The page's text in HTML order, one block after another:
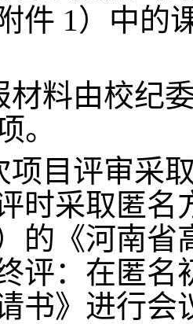
件 1）中的
材料由校纪
。
项目评审采
时采取匿名
）的《河南
评：在匿名
书》进行会